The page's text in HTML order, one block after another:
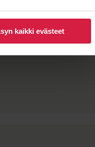
kaikki evästeet